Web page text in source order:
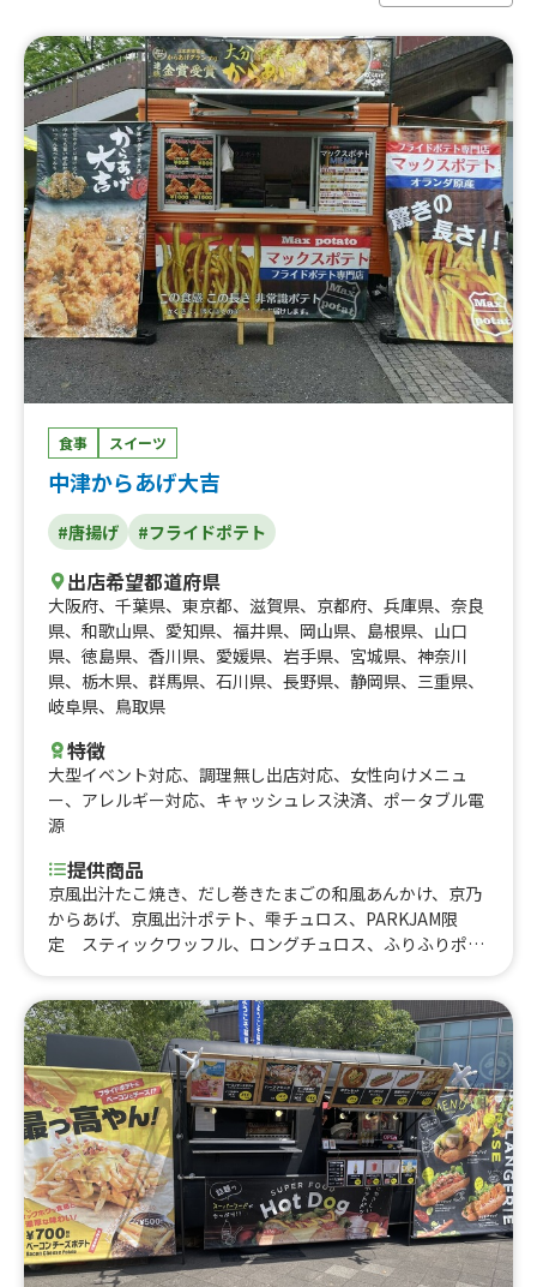
食事 スイーツ
中津からあげ大吉
#唐揚げ #フライドポテト
出店希望都道府県
大阪府、 千葉県、 東京都、 滋賀県、 京都府、 兵庫県、 奈良
県、 和歌山県、 愛知県、 福井県、 岡山県、 島根県、 山口
県、 徳島県、 香川県、 愛媛県、 岩手県、 宮城県、 神奈川
県、 栃木県、 群馬県、 石川県、 長野県、 静岡県、 三重県、
岐阜県、 鳥取県
特徴
大型イベント対応、 調理無し出店対応、 女性向けメニュ
ー、 アレルギー対応、 キャッシュレス決済、 ポータブル電
源
提供商品
京風出汁たこ焼き、だし巻きたまごの和風あんかけ、京乃
からあげ、京風出汁ポテト、雫チュロス、PARKJAM限
定 スティックワッフル、ロングチュロス、ふりふりポテ
りマンゴー、いちご氷、かき氷、からあげ弁当、大吉から
あげ丼、とろとろ杏仁豆腐、台湾からあげ、ジーロー飯、
ルーロー飯、トロトロ豚バラ軟骨角煮飯、チキンオーバー
ライス、鶏皮せんべい、MAXポテト、中津からあげ